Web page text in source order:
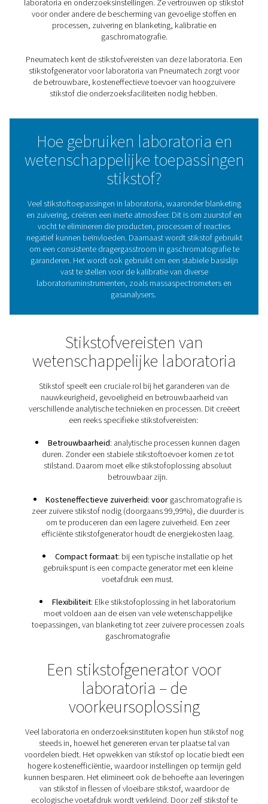
Stikstof op locatie voor
laboratoria en
wetenschappelijke
Dat maakt het met name nuttig voor
laboratoria en onderzoeksinstellingen. Ze vertrouwen
voor onder andere de bescherming van gevoelige
processen, zuivering en blanketing, kalibratie
gaschromatografie.
Pneumatech kent de stikstofvereisten van deze
stikstofgenerator voor laboratoria van Pneumatech
de betrouwbare, kosteneffectieve toevoer van
stikstof die onderzoeksfaciliteiten nodig
Hoe gebruiken
wetenschappelijke
stikstof?
Veel stikstoftoepassingen in laboratoria, waaronder
en zuivering, creëren een inerte atmosfeer. Dit is om
vocht te elimineren die producten, processen of
om een consistente dragergasstroom in
garanderen. Het wordt ook gebruikt om een stabiele
vast te stellen voor de kalibratie van diverse
gasanalysers.
Stikstofvereisten van
wetenschappelijke
Stikstof speelt een cruciale rol bij het garanderen
nauwkeurigheid, gevoeligheid en
verschillende analytische technieken en processen.
een reeks specifieke stikstofvereisten:
Betrouwbaarheid: analytische processen
duren. Zonder een stabiele stikstoftoevoer
stilstand. Daarom moet elke stikstofoplossing
betrouwbaar zijn.
Kosteneffectieve zuiverheid: voor
zeer zuivere stikstof nodig (doorgaans 99,99%), die
om te produceren dan een lagere zuiverheid.